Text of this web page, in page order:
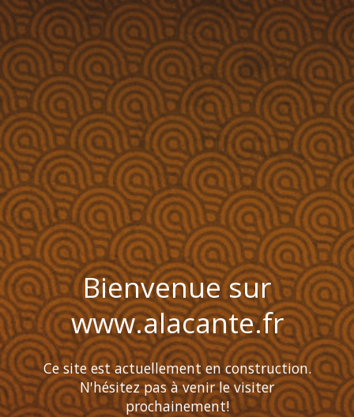
Bienvenue sur
www.alacante.fr
Ce site est actuellement en construction.
N'hésitez pas à venir le visiter
prochainement!